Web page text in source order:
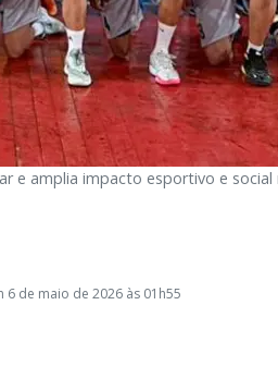
e amplia impacto esportivo e
6 de maio de 2026 às 01h55